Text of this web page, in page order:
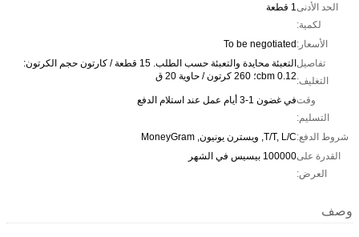
الحد الأدنى
لكمية:
1 قطعة
الأسعار:To be negotiated
تفاصيل
التغليف:
التعبئة محايدة والتعبئة حسب الطلب. 15 قطعة / كارتون حجم الكرتون:
0.12 cbm؛ 260 كرتون / حاوية 20 ق
وقت
التسليم:
في غضون 1-3 أيام عمل عند استلام الدفع
شروط الدفع:T/T, L/C, ويسترن يونيون, MoneyGram
القدرة على
العرض:
100000 بيسيس في الشهر
وصف